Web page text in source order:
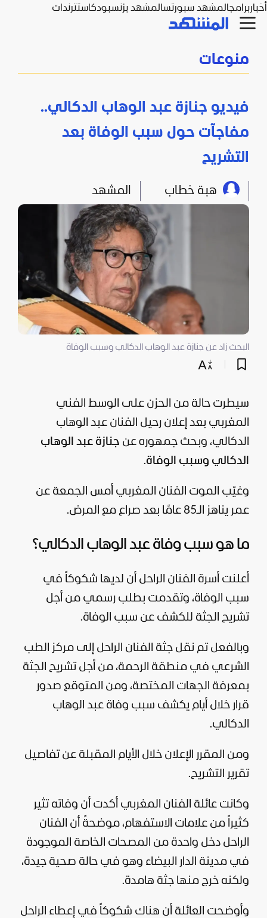
أخباربرامجالمشهد سبورتسالمشهد بزنسبودكاستترندات
منوعات
فيديو جنازة عبد الوهاب الدكالي..
مفاجآت حول سبب الوفاة بعد
التشريح
هبة خطاب المشهد
البحث زاد عن جنازة عبد الوهاب الدكالي وسبب الوفاة
سيطرت حالة من الحزن على الوسط الفني
المغربي بعد إعلان رحيل الفنان عبد الوهاب
الدكالي، وبحث جمهوره عن جنازة عبد الوهاب
الدكالي وسبب الوفاة.
وغيّب الموت الفنان المغربي أمس الجمعة عن
عمر يناهز الـ85 عامًا بعد صراع مع المرض.
ما هو سبب وفاة عبد الوهاب الدكالي؟
أعلنت أسرة الفنان الراحل أن لديها شكوكاً في
سبب الوفاة، وتقدمت بطلب رسمي من أجل
تشريح الجثة للكشف عن سبب الوفاة.
وبالفعل تم نقل جثة الفنان الراحل إلى مركز الطب
الشرعي في منطقة الرحمة، من أجل تشريح الجثة
بمعرفة الجهات المختصة، ومن المتوقع صدور
قرار خلال أيام يكشف سبب وفاة عبد الوهاب
الدكالي.
ومن المقرر الإعلان خلال الأيام المقبلة عن تفاصيل
تقرير التشريح.
وكانت عائلة الفنان المغربي أكدت أن وفاته تثير
كثيراً من علامات الاستفهام، موضحةً أن الفنان
الراحل دخل واحدة من المصحات الخاصة الموجودة
في مدينة الدار البيضاء وهو في حالة صحية جيدة،
ولكنه خرج منها جثة هامدة.
وأوضحت العائلة أن هناك شكوكاً في إعطاء الراحل